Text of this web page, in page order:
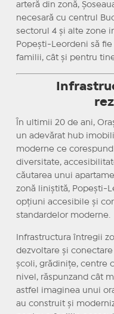
arteră din zonă,
necesară cu centrul
sectorul 4 și alte zone
Popești-Leordeni să
familii, cât și pentru
În ultimii 20 de ani,
un adevărat hub
moderne ce
diversitate,
căutarea unui
zonă liniștită, Popești-
opțiuni accesibile și
standardelor moderne.
Infrastructura întregii
dezvoltare și
școli, grădinițe, centre
nivel, răspunzand cât
astfel imaginea unui
au construit și